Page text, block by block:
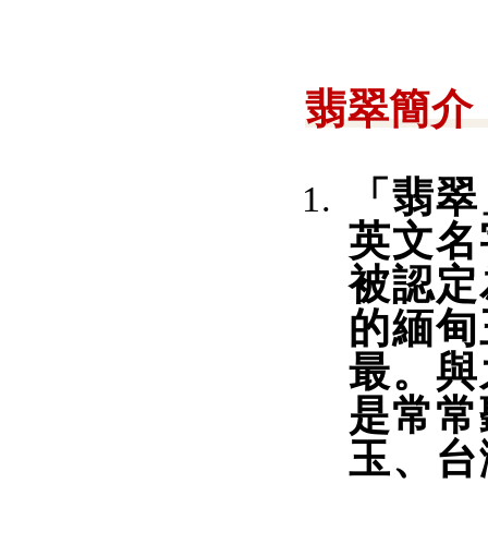
翡翠簡介
「翡
英文
被認
的緬
最。
是常
玉、